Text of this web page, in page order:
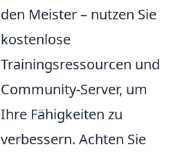
den Meister – nutzen Sie
kostenlose
Trainingsressourcen und
Community-Server, um
Ihre Fähigkeiten zu
verbessern. Achten Sie